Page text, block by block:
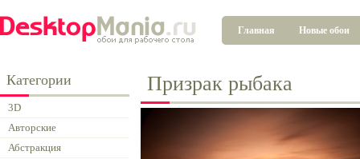
Главная Новые обои
Категории
3D
Авторские
Абстракция
Призрак рыбака